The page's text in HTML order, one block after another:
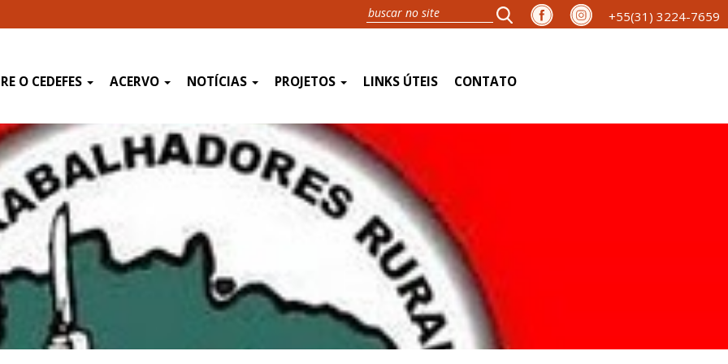
+55(31) 3224-7659
O CEDEFES ACERVO NOTÍCIAS PROJETOS LINKS ÚTEIS CONTATO